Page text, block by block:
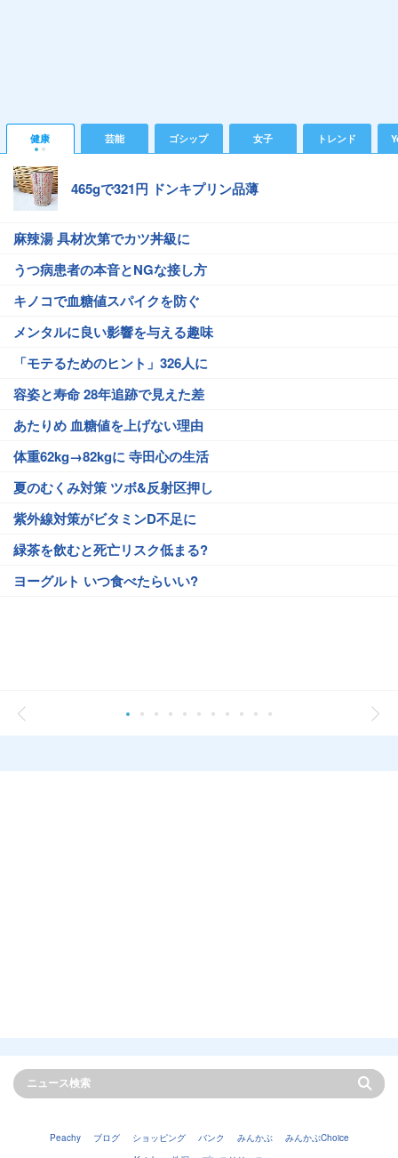
健康 芸能 ゴシップ 女子 トレンド
465gで321円 ドンキプリン品薄
麻辣湯 具材次第でカツ丼級に
うつ病患者の本音とNGな接し方
キノコで血糖値スパイクを防ぐ
メンタルに良い影響を与える趣味
「モテるためのヒント」326人に
容姿と寿命 28年追跡で見えた差
あたりめ 血糖値を上げない理由
体重62kg→82kgに 寺田心の生活
夏のむくみ対策 ツボ&反射区押し
紫外線対策がビタミンD不足に
緑茶を飲むと死亡リスク低まる?
ヨーグルト いつ食べたらいい?
Peachy ブログ ショッピング バンク みんかぶ
みんかぶChoice